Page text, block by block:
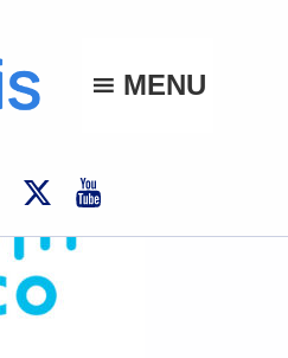
MENU